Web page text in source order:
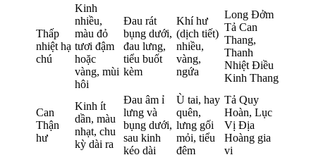
Thấp
nhiệt hạ
chú
Kinh
nhiều,
màu đỏ
tươi đậm
hoặc
vàng, mùi
hôi
Đau rát
bụng dưới,
đau lưng,
tiểu buốt
kèm
Khí hư
(dịch tiết)
nhiều,
vàng,
ngứa
Long Đởm
Tả Can
Thang,
Thanh
Nhiệt Điều
Kinh Thang
Can
Thận
hư
Kinh ít
dần, màu
nhạt, chu
kỳ dài ra
Đau âm ỉ
lưng và
bụng dưới,
sau kinh
kéo dài
Ù tai, hay
quên,
lưng gối
mỏi, tiểu
đêm
Tả Quy
Hoàn, Lục
Vị Địa
Hoàng gia
vị